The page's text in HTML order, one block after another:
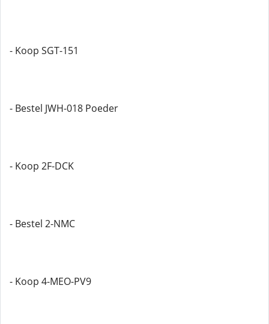
- Koop SGT-151
- Bestel JWH-018 Poeder
- Koop 2F-DCK
- Bestel 2-NMC
- Koop 4-MEO-PV9